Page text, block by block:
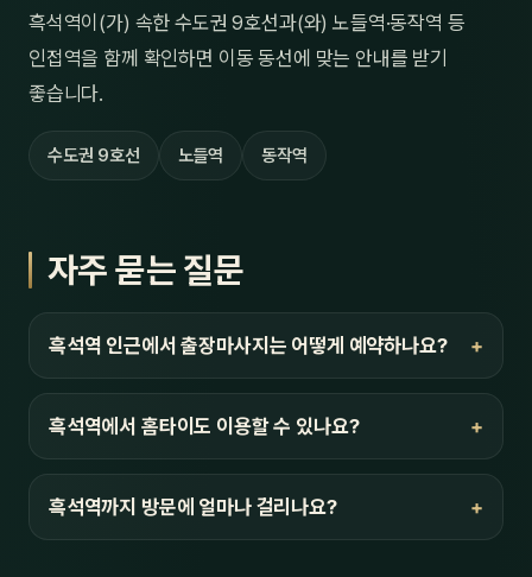
흑석역이(가) 속한 수도권 9호선과(와) 노들역·동작역 등
인접역을 함께 확인하면 이동 동선에 맞는 안내를 받기
좋습니다.
수도권 9호선 노들역 동작역
자주 묻는 질문
흑석역 인근에서 출장마사지는 어떻게 예약하나요?
흑석역에서 홈타이도 이용할 수 있나요?
흑석역까지 방문에 얼마나 걸리나요?